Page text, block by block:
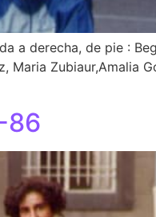
a derecha, de pie :
Maria Zubiaur,Amalia
86